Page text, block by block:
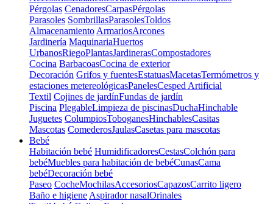
Pérgolas CenadoresCarpasPérgolas
Parasoles SombrillasParasolesToldos
Almacenamiento ArmariosArcones
Jardinería MaquinariaHuertos
UrbanosRiegoPlantasJardinerasCompostadores
Cocina BarbacoasCocina de exterior
Decoración Grifos y fuentesEstatuasMacetasTermómetros y
estaciones metereológicasPanelesCesped Artificial
Textil Cojines de jardínFundas de jardín
Piscina PlegableLimpieza de piscinasDuchaHinchable
Juguetes ColumpiosToboganesHinchablesCasitas
Mascotas ComederosJaulasCasetas para mascotas
Bebé
Habitación bebé HumidificadoresCestasColchón para
bebéMuebles para habitación de bebéCunasCama
bebéDecoración bebé
Paseo CocheMochilasAccesoriosCapazosCarrito ligero
Baño e higiene Aspirador nasalOrinales